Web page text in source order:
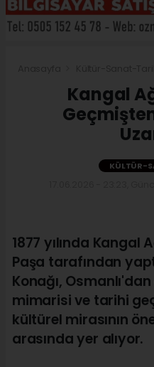
Kangal
KÜLTÜR-
1877 yılında Kangal
Paşa tarafından
Konağı,
mimarisi ve tarihi
kültürel mirasının
arasında yer alıyor.